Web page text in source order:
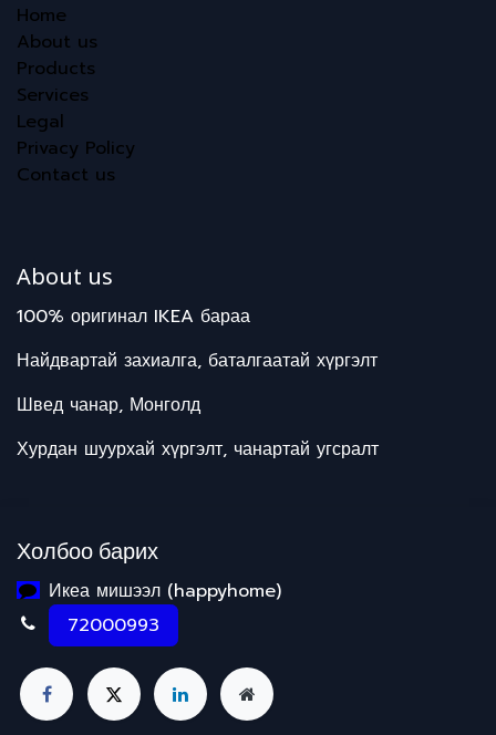
Home
About us
Products
Services
Legal
Privacy Policy
Contact us
About us
100% оригинал IKEA бараа
Найдвартай захиалга, баталгаатай хүргэлт
Швед чанар, Монголд
Хурдан шуурхай хүргэлт, чанартай угсралт
Холбоо барих
Икеа мишээл (happyhome)
72000993